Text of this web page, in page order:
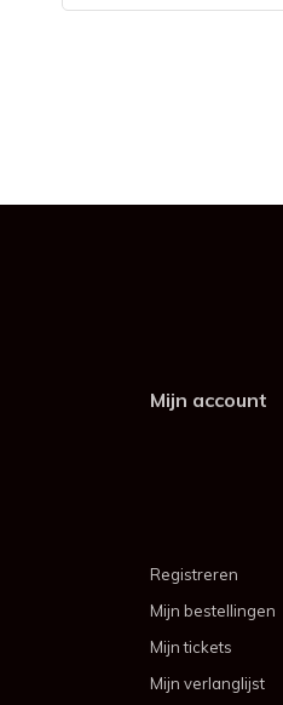
Mijn account
Registreren
Mijn bestellingen
Mijn tickets
Mijn verlanglijst